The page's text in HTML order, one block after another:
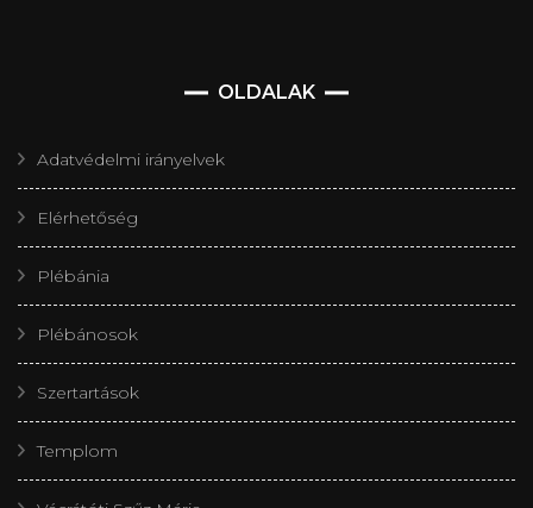
OLDALAK
Adatvédelmi irányelvek
Elérhetőség
Plébánia
Plébánosok
Szertartások
Templom